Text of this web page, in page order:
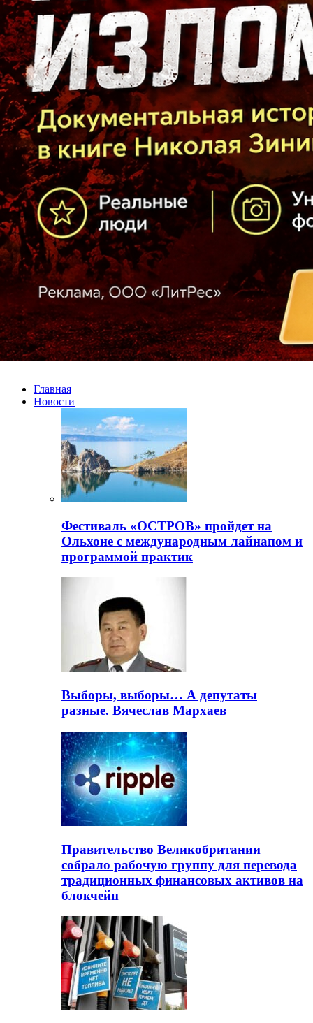
Главная
Новости
Фестиваль «ОСТРОВ» пройдет на
Ольхоне с международным лайнапом и
программой практик
Выборы, выборы… А депутаты
разные. Вячеслав Мархаев
Правительство Великобритании
собрало рабочую группу для перевода
традиционных финансовых активов на
блокчейн